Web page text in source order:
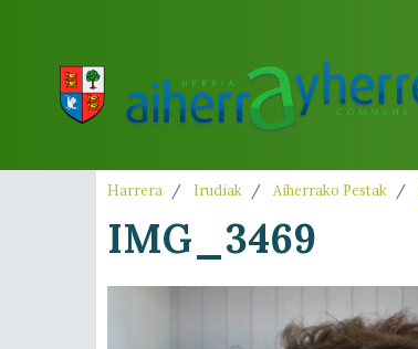
Harrera Irudiak Aiherrako Pestak
IMG_3469